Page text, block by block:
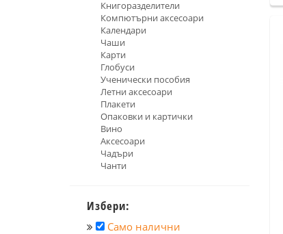
Книгоразделители
Компютърни аксесоари
Календари
Чаши
Карти
Глобуси
Ученически пособия
Летни аксесоари
Плакети
Опаковки и картички
Вино
Аксесоари
Чадъри
Чанти
Избери:
Само налични